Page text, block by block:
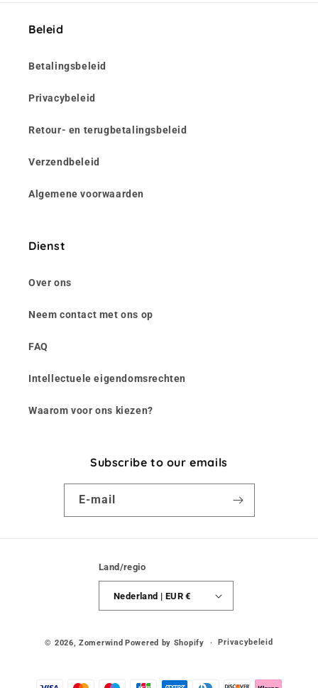
Beleid
Betalingsbeleid
Privacybeleid
Retour- en terugbetalingsbeleid
Verzendbeleid
Algemene voorwaarden
Dienst
Over ons
Neem contact met ons op
FAQ
Intellectuele eigendomsrechten
Waarom voor ons kiezen?
Subscribe to our emails
E‑mail
Land/regio
Nederland | EUR €
© 2026,Zomerwind Powered by Shopify Privacybeleid